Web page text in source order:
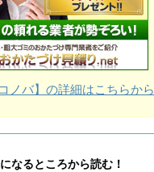
ノバ】の詳細はこちらから
なるところから読む！